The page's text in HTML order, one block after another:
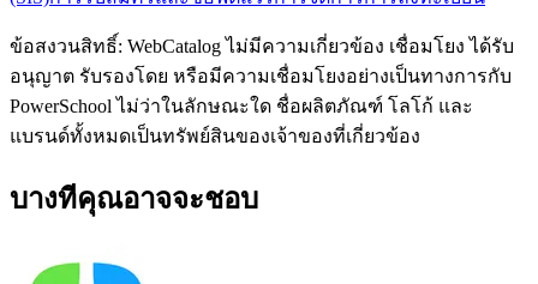
ข้อสงวนสิทธิ์: WebCatalog ไม่มีความเกี่ยวข้อง เชื่อมโยง ได้รับ
อนุญาต รับรองโดย หรือมีความเชื่อมโยงอย่างเป็นทางการกับ
PowerSchool ไม่ว่าในลักษณะใด ชื่อผลิตภัณฑ์ โลโก้ และ
แบรนด์ทั้งหมดเป็นทรัพย์สินของเจ้าของที่เกี่ยวข้อง
บางทีคุณอาจจะชอบ